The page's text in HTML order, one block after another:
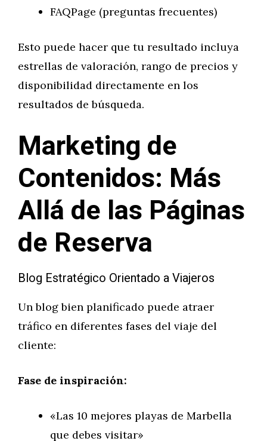
FAQPage (preguntas frecuentes)
Esto puede hacer que tu resultado incluya
estrellas de valoración, rango de precios y
disponibilidad directamente en los
resultados de búsqueda.
Marketing de
Contenidos: Más
Allá de las Páginas
de Reserva
Blog Estratégico Orientado a Viajeros
Un blog bien planificado puede atraer
tráfico en diferentes fases del viaje del
cliente:
Fase de inspiración:
«Las 10 mejores playas de Marbella
que debes visitar»